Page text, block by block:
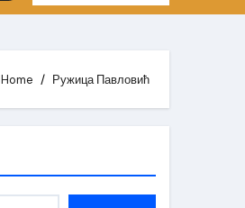
Home Ружица Павловић